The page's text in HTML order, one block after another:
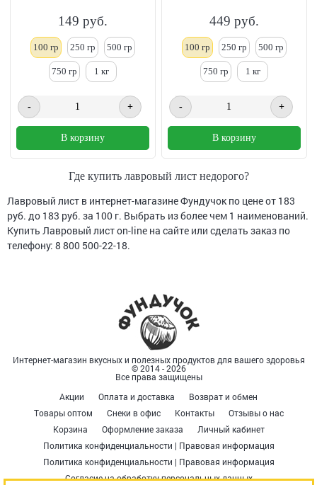
149 руб.
100 гр 250 гр 500 гр
750 гр 1 кг
- +
В корзину
449 руб.
100 гр 250 гр 500 гр
750 гр 1 кг
- +
В корзину
Где купить лавровый лист недорого?
Лавровый лист в интернет-магазине Фундучок по цене от 183
руб. до 183 руб. за 100 г. Выбрать из более чем 1 наименований.
Купить Лавровый лист on-line на сайте или сделать заказ по
телефону: 8 800 500-22-18.
Интернет-магазин вкусных и полезных продуктов для вашего здоровья
© 2014 - 2026
Все права защищены
Акции
Оплата и доставка
Возврат и обмен
Товары оптом
Снеки в офис Контакты
Отзывы о нас
Корзина
Оформление заказа
Личный кабинет
Политика конфиденциальности | Правовая информация
Политика конфиденциальности | Правовая информация
Согласие на обработку персональных данных